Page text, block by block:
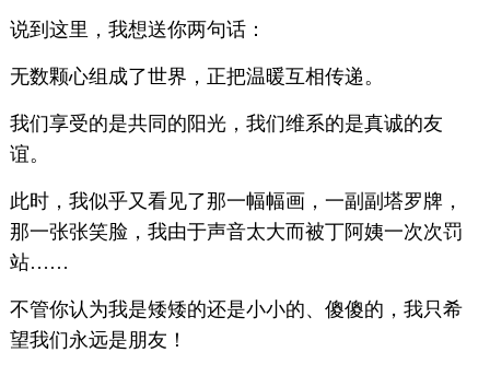
说到这里，我想送你两句话：
无数颗心组成了世界，正把温暖互相传递。
我们享受的是共同的阳光，我们维系的是真诚的友
谊。
此时，我似乎又看见了那一幅幅画，一副副塔罗牌，
那一张张笑脸，我由于声音太大而被丁阿姨一次次罚
站……
不管你认为我是矮矮的还是小小的、傻傻的，我只希
望我们永远是朋友！